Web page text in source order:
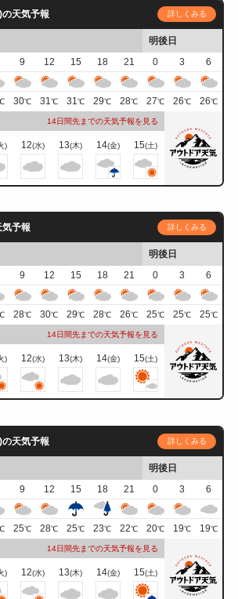
天気予報 詳しくみる
明後日
9 12 15 18 21 0 3
6
30℃ 31℃ 31℃ 29℃ 28℃ 27℃ 26℃ 26℃
14日間先までの天気予報を見る
) 12(水) 13(木) 14(金) 15(土)
予報 詳しくみる
明後日
9 12 15 18 21 0 3
6
28℃ 30℃ 29℃ 28℃ 26℃ 25℃ 25℃ 25℃
14日間先までの天気予報を見る
) 12(水) 13(木) 14(金) 15(土)
天気予報 詳しくみる
明後日
9 12 15 18 21 0 3
6
25℃ 28℃ 25℃ 23℃ 22℃ 20℃ 19℃ 19℃
14日間先までの天気予報を見る
) 12(水) 13(木) 14(金) 15(土)